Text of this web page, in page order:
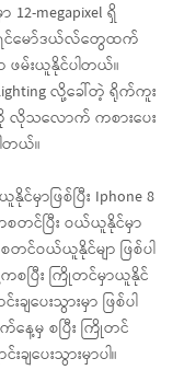
megapixel ရှိ
ရင်မော်ဒယ်လ်တွေထက်
ဖမ်းယူနိုင်ပါတယ်။
လို့ခေါ်တဲ့ ရိုက်ကူး
လိုသလောက် ကစားပေး
တယ်။
င်မှာဖြစ်ပြီး Iphone 8
တင်ပြီး ဝယ်ယူနိုင်မှာ
တင်ဝယ်ယူနိုင်မျာ ဖြစ်ပါ
ပြီး ကြိုတင်မှာယူနိုင်
ပေးသွားမှာ ဖြစ်ပါ
ေ့မှ စပြီး ကြိုတင်
ျပေးသွားမှာပါ။